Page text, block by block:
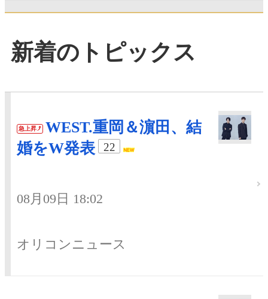
新着のトピックス
急上昇
WEST.重岡＆濵田、結
婚をW発表
22
08月09日 18:02
オリコンニュース